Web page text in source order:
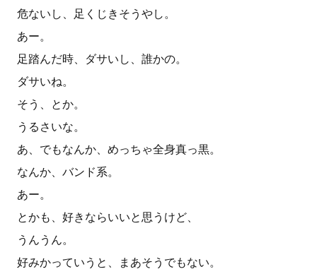
危ないし、足くじきそうやし。
あー。
足踏んだ時、ダサいし、誰かの。
ダサいね。
そう、とか。
うるさいな。
あ、でもなんか、めっちゃ全身真っ黒。
なんか、バンド系。
あー。
とかも、好きならいいと思うけど、
うんうん。
好みかっていうと、まあそうでもない。